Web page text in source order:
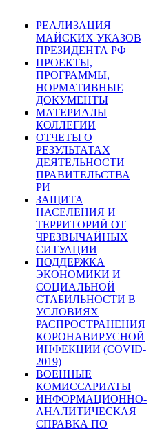
РЕАЛИЗАЦИЯ
МАЙСКИХ УКАЗОВ
ПРЕЗИДЕНТА РФ
ПРОЕКТЫ,
ПРОГРАММЫ,
НОРМАТИВНЫЕ
ДОКУМЕНТЫ
МАТЕРИАЛЫ
КОЛЛЕГИИ
ОТЧЕТЫ О
РЕЗУЛЬТАТАХ
ДЕЯТЕЛЬНОСТИ
ПРАВИТЕЛЬСТВА
РИ
ЗАЩИТА
НАСЕЛЕНИЯ И
ТЕРРИТОРИЙ ОТ
ЧРЕЗВЫЧАЙНЫХ
СИТУАЦИИ
ПОДДЕРЖКА
ЭКОНОМИКИ И
СОЦИАЛЬНОЙ
СТАБИЛЬНОСТИ В
УСЛОВИЯХ
РАСПРОСТРАНЕНИЯ
КОРОНАВИРУСНОЙ
ИНФЕКЦИИ (COVID-
2019)
ВОЕННЫЕ
КОМИССАРИАТЫ
ИНФОРМАЦИОННО-
АНАЛИТИЧЕСКАЯ
СПРАВКА ПО